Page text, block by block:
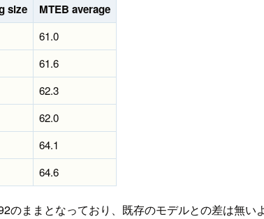
size MTEB average
61.0
61.6
62.3
62.0
64.1
64.6
のままとなっており、既存のモデルとの差は無い